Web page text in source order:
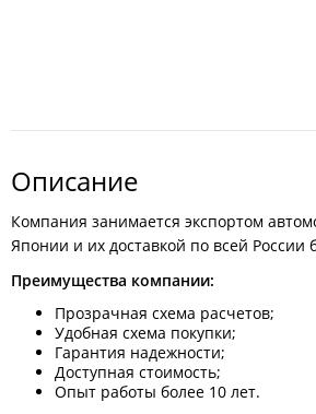
Описание
Компания занимается экспортом
Японии и их доставкой по всей России
Преимущества компании:
Прозрачная схема расчетов;
Удобная схема покупки;
Гарантия надежности;
Доступная стоимость;
Опыт работы более 10 лет.